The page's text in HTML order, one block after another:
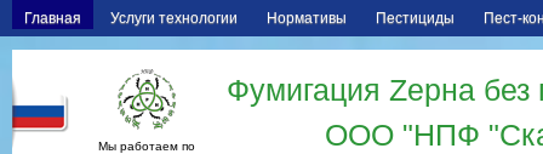
Главная Услуги технологии Нормативы Пестициды Пест-
Мы работаем по
Фумигация Zерна
ООО "НПФ